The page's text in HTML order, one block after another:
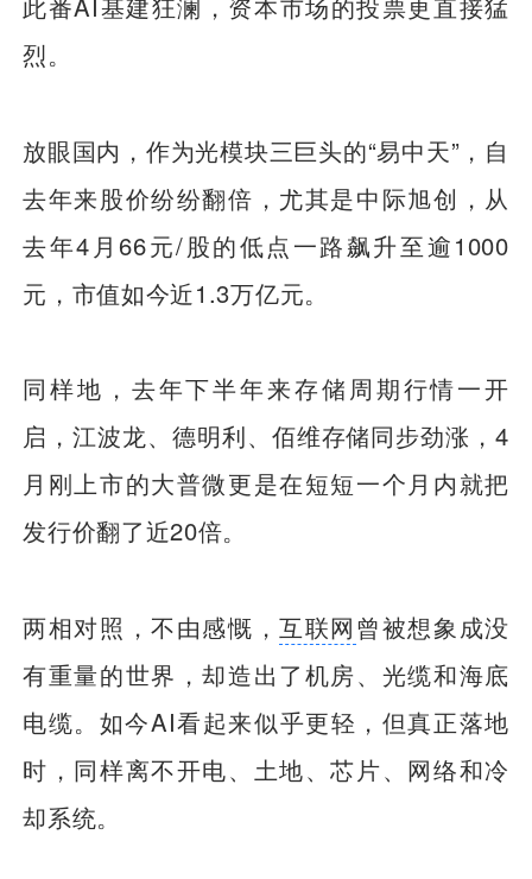
烈。
放眼国内，作为光模块三巨头的“易中天”，自
去年来股价纷纷翻倍，尤其是中际旭创，从
去年4月66元/股的低点一路飙升至逾1000
元，市值如今近1.3万亿元。
同样地，去年下半年来存储周期行情一开
启，江波龙、德明利、佰维存储同步劲涨，4
月刚上市的大普微更是在短短一个月内就把
发行价翻了近20倍。
两相对照，不由感慨，互联网曾被想象成没
有重量的世界，却造出了机房、光缆和海底
电缆。如今AI看起来似乎更轻，但真正落地
时，同样离不开电、土地、芯片、网络和冷
却系统。